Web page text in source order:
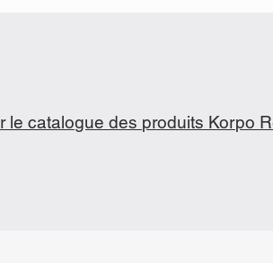
le catalogue des produits Korpo